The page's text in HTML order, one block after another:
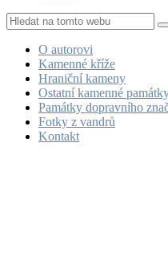
O autorovi
Kamenné kříže
Hraniční kameny
Ostatní kamenné
Památky dopravního
Fotky z vandrů
Kontakt